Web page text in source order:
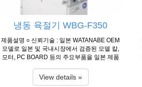
냉동 육절기 WBG-F350
제품설명 ○ 신뢰기술 : 일본 WATANABE OEM
모델로 일본 및 국내시장에서 검증된 모델 칼,
모터, PC BOARD 등의 주요부품을 일본 제품
1mm단위까지 정밀한 두께조절 가능 ○ 청결설
계 : 위생을 고려한 구조설계 및 스테인레스 재
View details »